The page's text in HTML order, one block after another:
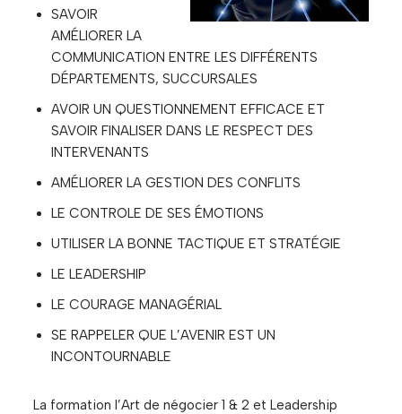
SAVOIR
AMÉLIORER LA
COMMUNICATION ENTRE LES DIFFÉRENTS
DÉPARTEMENTS, SUCCURSALES
AVOIR UN QUESTIONNEMENT EFFICACE ET
SAVOIR FINALISER DANS LE RESPECT DES
INTERVENANTS
AMÉLIORER LA GESTION DES CONFLITS
LE CONTROLE DE SES ÉMOTIONS
UTILISER LA BONNE TACTIQUE ET STRATÉGIE
LE LEADERSHIP
LE COURAGE MANAGÉRIAL
SE RAPPELER QUE L’AVENIR EST UN
INCONTOURNABLE
La formation l’Art de négocier 1 & 2 et Leadership